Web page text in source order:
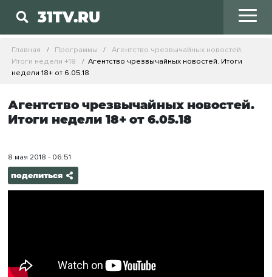
31TV.RU
Главная Программы
Агентство чрезвычайных новостей.
Итоги недели +18
Агентство чрезвычайных новостей. Итоги
недели 18+ от 6.05.18
Агентство чрезвычайных новостей.
Итоги недели 18+ от 6.05.18
8 мая 2018 - 06:51
поделиться